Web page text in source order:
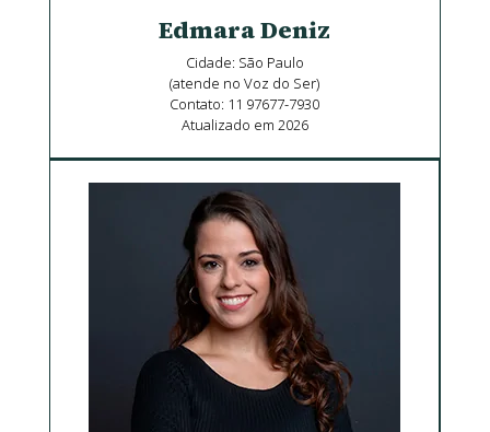
Edmara Deniz
Cidade: São Paulo
(atende no Voz do Ser)
Contato: 11 97677-7930
Atualizado em 2026